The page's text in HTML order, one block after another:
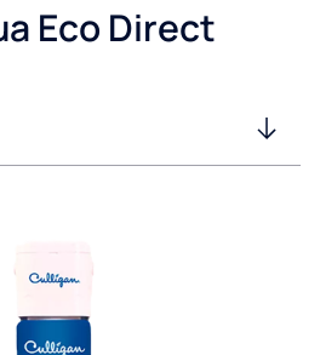
Eco Direct